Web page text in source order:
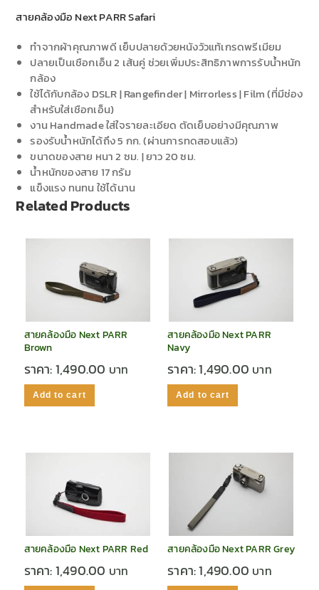
สายคล้องมือ Next PARR Safari
ทำจากผ้าคุณภาพดี เย็บปลายด้วยหนังวัวแท้เกรดพรีเมียม
ปลายเป็นเชือกเอ็น 2 เส้นคู่ ช่วยเพิ่มประสิทธิภาพการรับน้ำหนัก
กล้อง
ใช้ได้กับกล้อง DSLR | Rangefinder | Mirrorless | Film (ที่มีช่อง
สำหรับใส่เชือกเอ็น)
งาน Handmade ใส่ใจรายละเอียด ตัดเย็บอย่างมีคุณภาพ
รองรับน้ำหนักได้ถึง 5 กก. (ผ่านการทดสอบแล้ว)
ขนาดของสาย หนา 2 ซม. | ยาว 20 ซม.
น้ำหนักของสาย 17 กรัม
แข็งแรง ทนทน ใช้ได้นาน
Related Products
สายคล้องมือ Next PARR
Brown
ราคา:1,490.00
Add to cart
สายคล้องมือ Next PARR
Navy
ราคา:1,490.00
Add to cart
สายคล้องมือ Next PARR Red
ราคา:1,490.00
สายคล้องมือ Next PARR Grey
ราคา:1,490.00